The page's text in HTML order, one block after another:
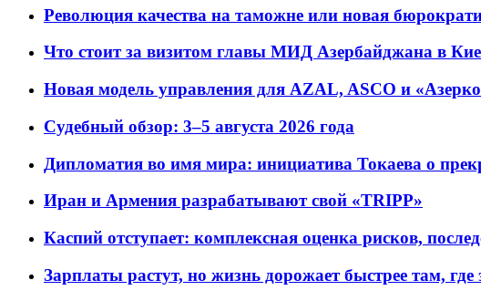
Революция качества на таможне или новая
Что стоит за визитом главы МИД Азербайджана в
Новая модель управления для AZAL, ASCO и
Судебный обзор: 3–5 августа 2026 года
Дипломатия во имя мира: инициатива Токаева о
Иран и Армения разрабатывают свой «TRIPP»
Каспий отступает: комплексная оценка рисков,
Зарплаты растут, но жизнь дорожает быстрее там, где